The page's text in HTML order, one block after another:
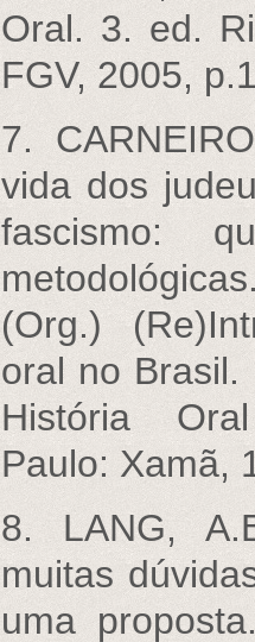
Oral. 3. ed.
FGV, 2005,
7.
vida dos
fascismo:
(Org.)
oral no Brasil.
História
Paulo: Xamã,
8. LANG,
muitas
uma